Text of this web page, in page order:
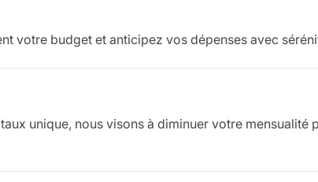
votre budget et anticipez vos dépenses avec
unique, nous visons à diminuer votre mensualité